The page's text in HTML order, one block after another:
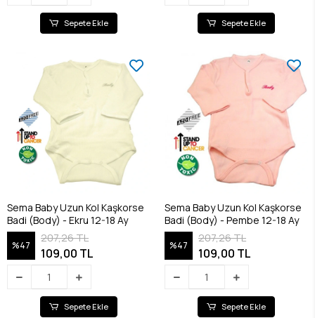
Sepete Ekle Sepete Ekle
Sema Baby Uzun Kol Kaşkorse
Badi (Body) - Ekru 12-18 Ay
%47
207,26 TL
109,00 TL
Sepete Ekle
Sema Baby Uzun Kol Kaşkorse
Badi (Body) - Pembe 12-18 Ay
%47
207,26 TL
109,00 TL
Sepete Ekle